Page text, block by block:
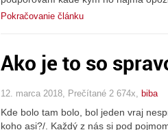
Pokračovanie článku
Ako je to so
12. marca 2018, Prečítané 2 674x, biba
Kde bolo tam bolo, bol jeden vraj
koho asi?/. Každý z nás si pod